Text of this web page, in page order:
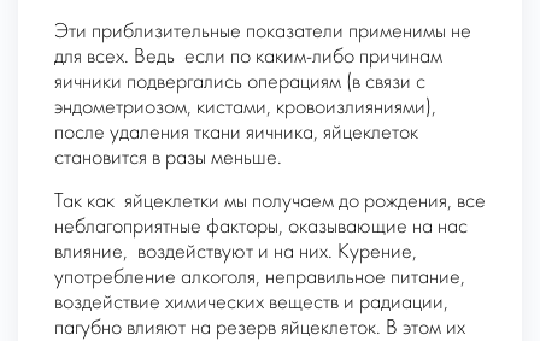
Эти приблизительные показатели применимы не
для всех. Ведь если по каким-либо причинам
яичники подвергались операциям (в связи с
эндометриозом, кистами, кровоизлияниями),
после удаления ткани яичника, яйцеклеток
становится в разы меньше.
Так как яйцеклетки мы получаем до рождения, все
неблагоприятные факторы, оказывающие на нас
влияние, воздействуют и на них. Курение,
употребление алкоголя, неправильное питание,
воздействие химических веществ и радиации,
пагубно влияют на резерв яйцеклеток. В этом их